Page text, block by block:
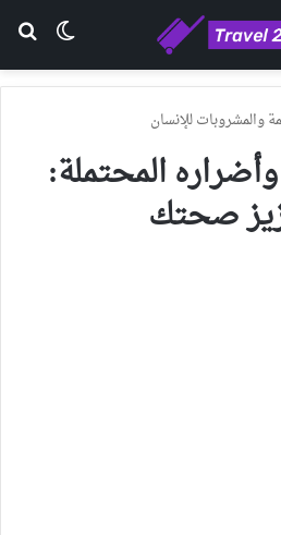
والمشروبات للإنسان
المحتملة:
صحتك